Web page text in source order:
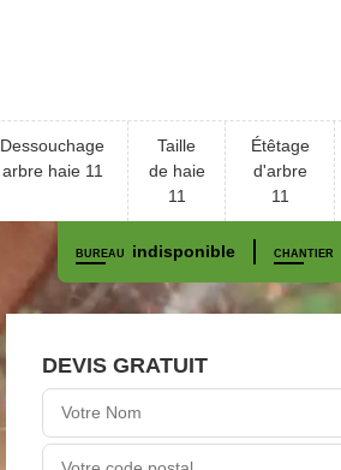
Dessouchage
arbre haie 11
Taille
de haie
11
Étêtage
d'arbre
11
BUREAU indisponible CHANTIER
DEVIS GRATUIT